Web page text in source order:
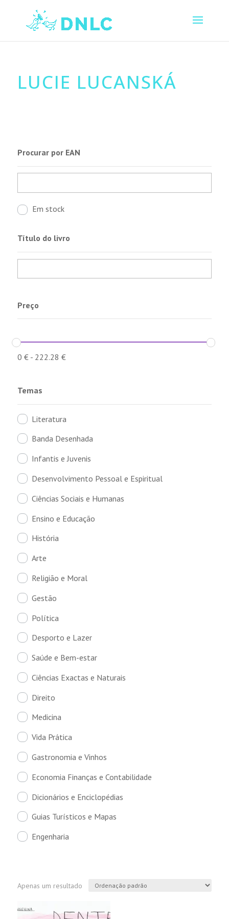
LUCIE LUCANSKÁ
Procurar por EAN
Em stock
Título do livro
Preço
0 €- 222.28 €
Temas
Literatura
Banda Desenhada
Infantis e Juvenis
Desenvolvimento Pessoal e Espiritual
Ciências Sociais e Humanas
Ensino e Educação
História
Arte
Religião e Moral
Gestão
Política
Desporto e Lazer
Saúde e Bem-estar
Ciências Exactas e Naturais
Direito
Medicina
Vida Prática
Gastronomia e Vinhos
Economia Finanças e Contabilidade
Dicionários e Enciclopédias
Guias Turísticos e Mapas
Engenharia
Apenas um resultado